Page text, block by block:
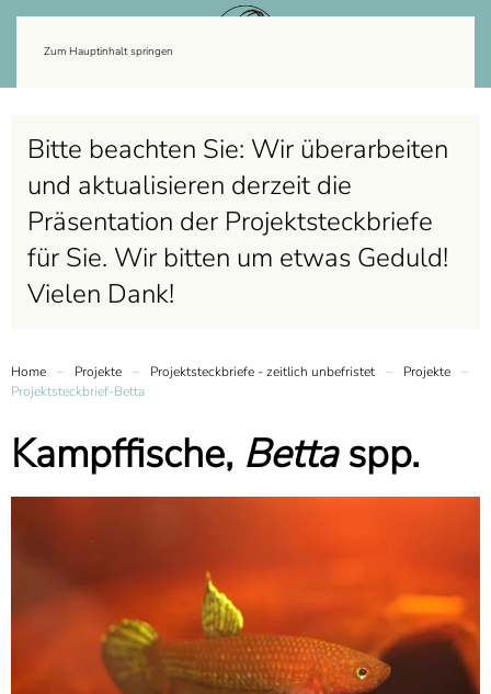
Zum Hauptinhalt springen
Bitte beachten Sie: Wir überarbeiten
und aktualisieren derzeit die
Präsentation der Projektsteckbriefe
für Sie. Wir bitten um etwas Geduld!
Vielen Dank!
Home Projekte Projektsteckbriefe - zeitlich unbefristet
Projekte
Projektsteckbrief-Betta
Kampffische, Bettaspp.